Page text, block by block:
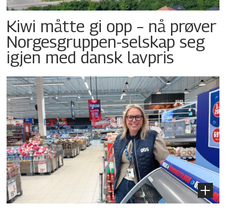
Kiwi måtte gi opp – nå prøver
Norgesgruppen-selskap seg
igjen med dansk lavpris